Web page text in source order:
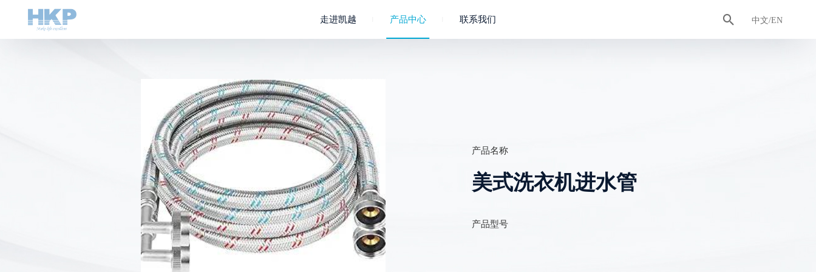
走进凯越 产品中心 联系我们
公司概况 成员企业 企业文化 凯越荣誉
聚氯乙烯 淋浴软管
联系我们  中文/EN
产品名称
美式洗衣机进水管
产品型号